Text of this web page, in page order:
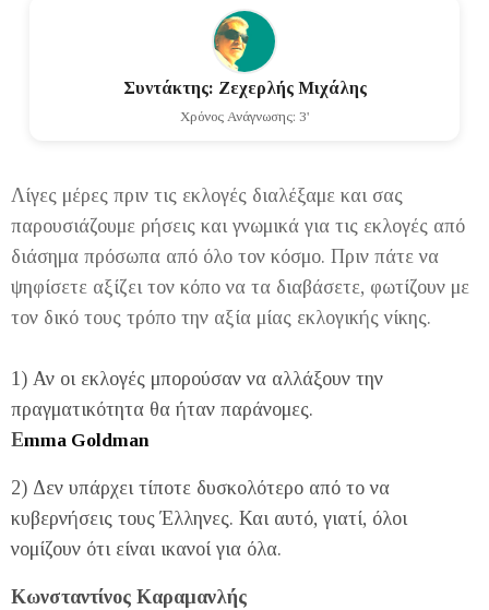
Συντάκτης: Ζεχερλής Μιχάλης
Χρόνος Ανάγνωσης: 3'
Λίγες μέρες πριν τις εκλογές διαλέξαμε και σας
παρουσιάζουμε ρήσεις και γνωμικά για τις εκλογές από
διάσημα πρόσωπα από όλο τον κόσμο. Πριν πάτε να
ψηφίσετε αξίζει τον κόπο να τα διαβάσετε, φωτίζουν με
τον δικό τους τρόπο την αξία μίας εκλογικής νίκης.
1) Αν οι εκλογές μπορούσαν να αλλάξουν την
πραγματικότητα θα ήταν παράνομες.
Emma Goldman
2) Δεν υπάρχει τίποτε δυσκολότερο από το να
κυβερνήσεις τους Έλληνες. Και αυτό, γιατί, όλοι
νομίζουν ότι είναι ικανοί για όλα.
Κωνσταντίνος Καραμανλής